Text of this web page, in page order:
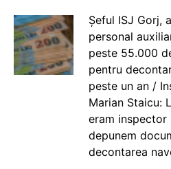
Șeful ISJ Gorj,
personal
peste 55.000
pentru
peste un an /
Marian Staicu:
eram inspector
depunem
decontarea